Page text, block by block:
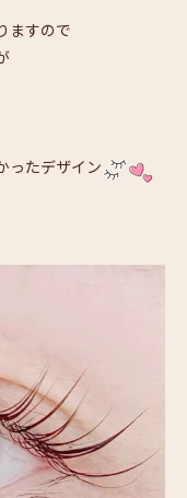
ますので
ったデザイン